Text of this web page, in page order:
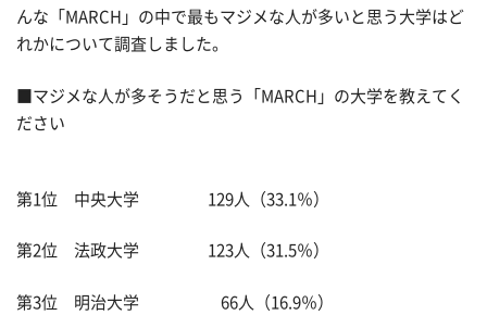
んな「MARCH」の中で最もマジメな人が多いと思う大学はど
れかについて調査しました。
■マジメな人が多そうだと思う「MARCH」の大学を教えてく
ださい
第1位 中央大学 129人（33.1％）
第2位 法政大学 123人（31.5％）
第3位 明治大学 66人（16.9％）